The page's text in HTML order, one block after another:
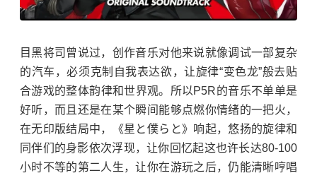
目黑将司曾说过，创作音乐对他来说就像调试一部复杂
的汽车，必须克制自我表达欲，让旋律“变色龙”般去贴
合游戏的整体韵律和世界观。所以P5R的音乐不单单是
好听，而且还是在某个瞬间能够点燃你情绪的一把火，
在无印版结局中，《星と僕らと》响起，悠扬的旋律和
同伴们的身影依次浮现，让你回忆起这也许长达80-100
小时不等的第二人生，让你在游玩之后，仍能清晰哼唱